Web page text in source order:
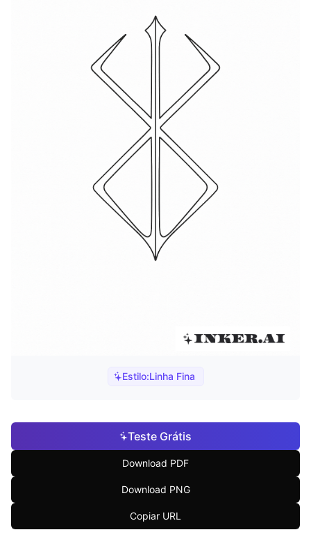
Estilo:Linha Fina
Teste Grátis
Download PDF
Download PNG
Copiar URL